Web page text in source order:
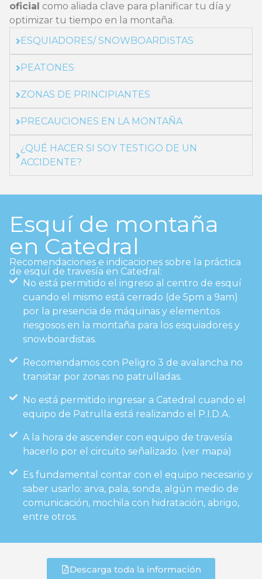
oficial como aliada clave para planificar tu día y
optimizar tu tiempo en la montaña.
ESQUIADORES/ SNOWBOARDISTAS
PEATONES
ZONAS DE PRINCIPIANTES
PRECAUCIONES EN LA MONTAÑA
¿QUÉ HACER SI SOY TESTIGO DE UN
ACCIDENTE?
Esquí de montaña
en Catedral
Recomendaciones e indicaciones sobre la práctica
de esquí de travesía en Catedral:
No está permitido el ingreso al centro de esquí
cuando el mismo está cerrado (de 5pm a 9am)
por la presencia de máquinas y elementos
riesgosos en la montaña para los esquiadores y
snowboardistas.
Recomendamos con Peligro 3 de avalancha no
transitar por zonas no patrulladas.
No está permitido ingresar a Catedral cuando el
equipo de Patrulla está realizando el P.I.D.A.
A la hora de ascender con equipo de travesía
hacerlo por el circuito señalizado. (ver mapa)
Es fundamental contar con el equipo necesario y
saber usarlo: arva, pala, sonda, algún medio de
comunicación, mochila con hidratación, abrigo,
entre otros.
Descarga toda la información